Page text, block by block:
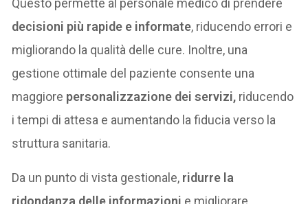
decisioni più rapide e informate, riducendo errori e
migliorando la qualità delle cure. Inoltre, una
gestione ottimale del paziente consente una
maggiore personalizzazione dei servizi, riducendo
i tempi di attesa e aumentando la fiducia verso la
struttura sanitaria.
Da un punto di vista gestionale, ridurre la
ridondanza delle informazioni e migliorare